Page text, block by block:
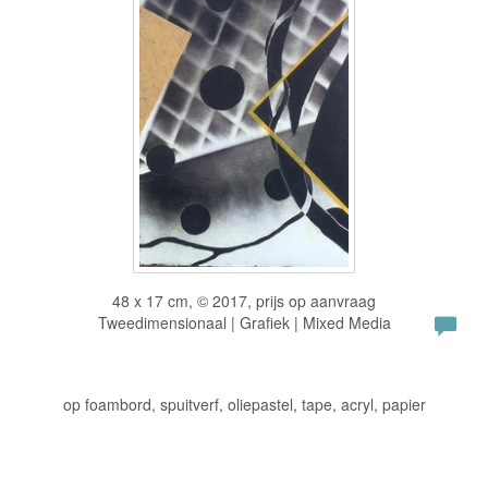
48 x 17 cm, © 2017, prijs op aanvraag
Tweedimensionaal | Grafiek | Mixed Media
op foambord, spuitverf, oliepastel, tape, acryl, papier